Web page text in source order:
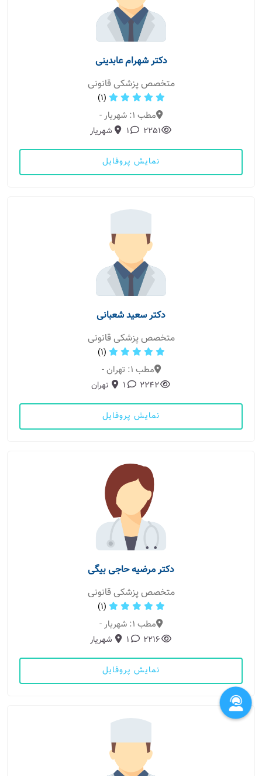
دکتر شهرام عابدینی
متخصص پزشکی قانونی
(1)
مطب 1: شهریار -
2251
1 شهریار
نمایش پروفایل
دکتر سعید شعبانی
متخصص پزشکی قانونی
(1)
مطب 1: تهران -
2242
1 تهران
نمایش پروفایل
دکتر مرضیه حاجی بیگی
متخصص پزشکی قانونی
(1)
مطب 1: شهریار -
2216
1 شهریار
نمایش پروفایل